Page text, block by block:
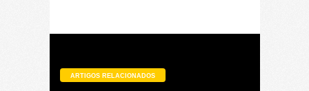
ARTIGOS RELACIONADOS